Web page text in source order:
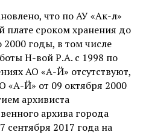
что по АУ «Ак-л»
плате сроком хранения до
2000 годы, в том числе
Н-вой Р.А. с 1998 по
АО «А-Й» отсутствуют,
«А-Й» от 09 октября 2000
архивиста
архива города
сентября 2017 года на